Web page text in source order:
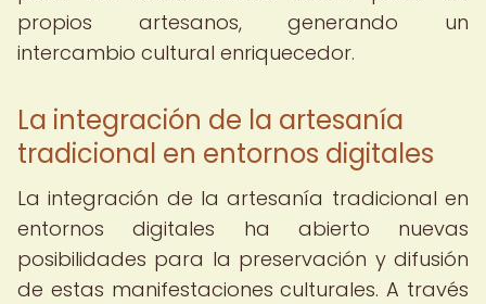
propios artesanos, generando un
intercambio cultural enriquecedor.
La integración de la artesanía
tradicional en entornos digitales
La integración de la artesanía tradicional en
entornos digitales ha abierto nuevas
posibilidades para la preservación y difusión
de estas manifestaciones culturales. A través